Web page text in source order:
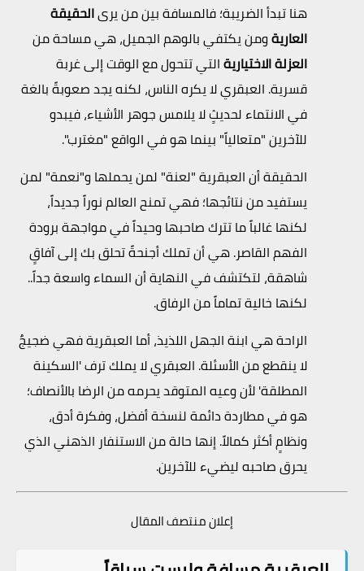
هنا تبدأ الضريبة؛ فالمسافة بين من يرىالحقيقة
العاريةومن يكتفي بالوهم الجميل، هي مساحة من
العزلة الاختياريةالتي تتحول مع الوقت إلى غربة
قسرية. العبقري لا يكره الناس، لكنه يجد صعوبةً بالغة
في الانتماء لحديثٍ لا يلامس جوهر الأشياء، فيبدو
للآخرين "متعالياً" بينما هو في الواقع "مغترب".
الحقيقة أن العبقرية "لعنة" لمن يحملها و"نعمة" لمن
يستفيد من نتائجها؛ فهي تمنح العالم نوراً جديداً،
لكنها غالباً ما تترك صاحبها وحيداً في مواجهة برودة
الفهم القاصر. هي أن تملك أجنحةً تحلق بك إلى آفاقٍ
شاهقة، لتكتشف في النهاية أن السماء واسعة جداً..
لكنها خالية تماماً من الرفاق.
الراحة هي ابنة الجهل اللذيذ، أما العبقرية فهي ضجيجٌ
لا ينقطع من الأسئلة. العبقري لا يملك ترف 'السكينة
المطلقة' لأن وعيه المتوقد يحرمه من الرضا بالأنصاف؛
هو في مطاردة دائمة لنسخة أفضل، وفكرة أدق،
ونظامٍ أكثر كمالاً. إنها حالة من الاستنفار الذهني الذي
يحرق صاحبه ليضيء للآخرين.
إعلان منتصف المقال